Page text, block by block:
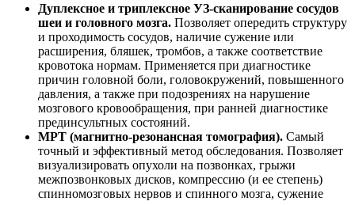
Дуплексное и триплексное УЗ-сканирование сосудов
шеи и головного мозга. Позволяет опередить структуру
и проходимость сосудов, наличие сужение или
расширения, бляшек, тромбов, а также соответствие
кровотока нормам. Применяется при диагностике
причин головной боли, головокружений, повышенного
давления, а также при подозрениях на нарушение
мозгового кровообращения, при ранней диагностике
прединсультных состояний.
МРТ (магнитно-резонансная томография). Самый
точный и эффективный метод обследования. Позволяет
визуализировать опухоли на позвонках, грыжи
межпозвонковых дисков, компрессию (и ее степень)
спинномозговых нервов и спинного мозга, сужение